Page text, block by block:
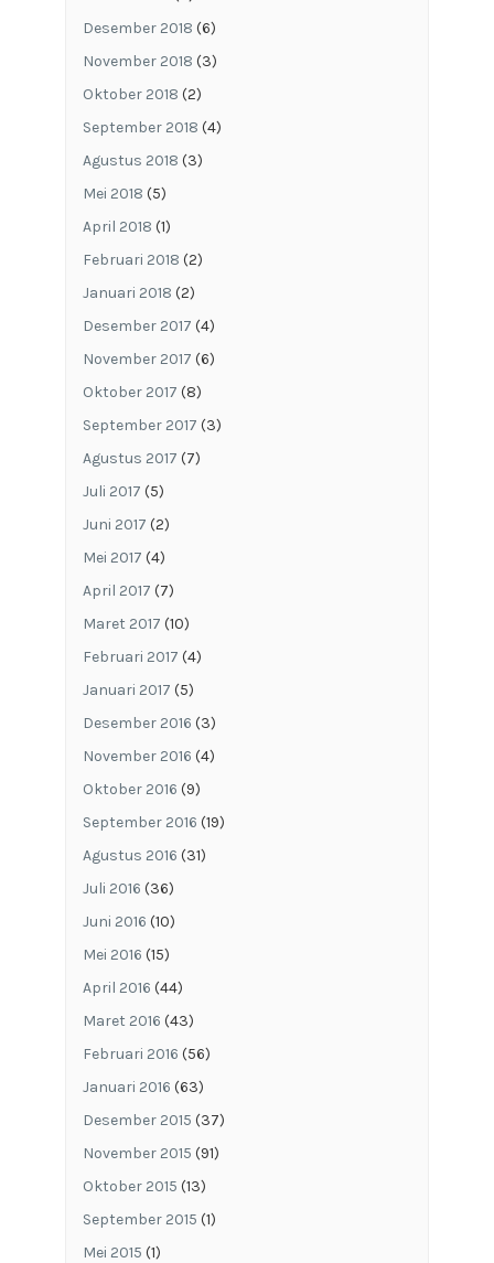
Desember 2018 (6)
November 2018 (3)
Oktober 2018 (2)
September 2018 (4)
Agustus 2018 (3)
Mei 2018 (5)
April 2018 (1)
Februari 2018 (2)
Januari 2018 (2)
Desember 2017 (4)
November 2017 (6)
Oktober 2017 (8)
September 2017 (3)
Agustus 2017 (7)
Juli 2017 (5)
Juni 2017 (2)
Mei 2017 (4)
April 2017 (7)
Maret 2017 (10)
Februari 2017 (4)
Januari 2017 (5)
Desember 2016 (3)
November 2016 (4)
Oktober 2016 (9)
September 2016 (19)
Agustus 2016 (31)
Juli 2016 (36)
Juni 2016 (10)
Mei 2016 (15)
April 2016 (44)
Maret 2016 (43)
Februari 2016 (56)
Januari 2016 (63)
Desember 2015 (37)
November 2015 (91)
Oktober 2015 (13)
September 2015 (1)
Mei 2015 (1)